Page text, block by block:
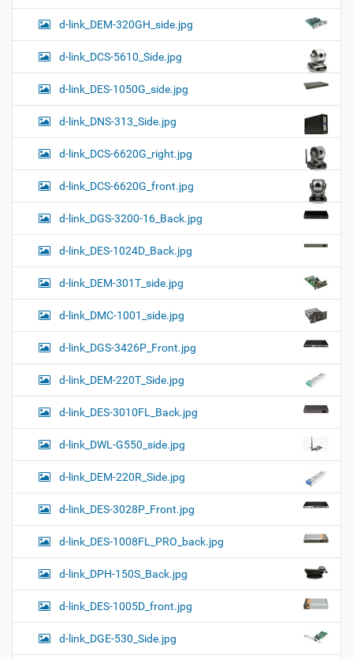
d-link_DEM-320GH_side.jpg
d-link_DCS-5610_Side.jpg
d-link_DES-1050G_side.jpg
d-link_DNS-313_Side.jpg
d-link_DCS-6620G_right.jpg
d-link_DCS-6620G_front.jpg
d-link_DGS-3200-16_Back.jpg
d-link_DES-1024D_Back.jpg
d-link_DEM-301T_side.jpg
d-link_DMC-1001_side.jpg
d-link_DGS-3426P_Front.jpg
d-link_DEM-220T_Side.jpg
d-link_DES-3010FL_Back.jpg
d-link_DWL-G550_side.jpg
d-link_DEM-220R_Side.jpg
d-link_DES-3028P_Front.jpg
d-link_DES-1008FL_PRO_back.jpg
d-link_DPH-150S_Back.jpg
d-link_DES-1005D_front.jpg
d-link_DGE-530_Side.jpg